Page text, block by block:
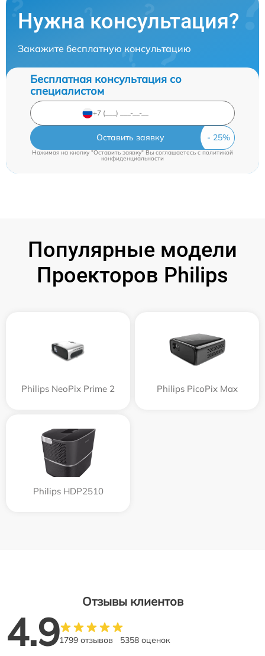
Нужна консультация?
Закажите бесплатную консультацию
Бесплатная консультация со
специалистом
Оставить заявку
Нажимая на кнопку "Оставить заявку" Вы соглашаетесь cполитикой
конфиденциальности
Популярные модели
Проекторов Philips
Philips NeoPix Prime 2 Philips PicoPix Max
Philips HDP2510
Отзывы клиентов
4.91799 отзывов 5358 оценок